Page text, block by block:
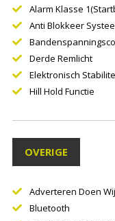
Alarm Klasse
Anti Blokkeer
Derde Remlicht
Elektronisch
Hill Hold Functie
OVERIGE
Adverteren Doen
Bluetooth